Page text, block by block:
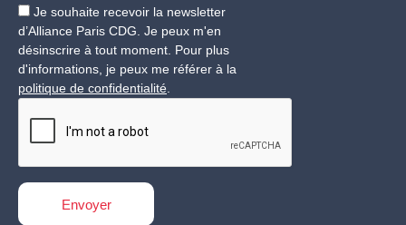
Je souhaite recevoir la newsletter
d’Alliance Paris CDG. Je peux m'en
désinscrire à tout moment. Pour plus
d'informations, je peux me référer à la
politique de confidentialité